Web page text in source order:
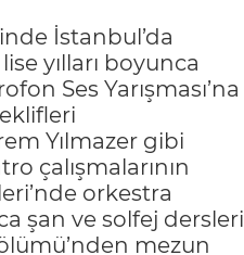
İstanbul’da
yılları boyunca
Ses Yarışması’na
Yılmazer gibi
çalışmalarının
orkestra
şan ve solfej dersleri
mezun